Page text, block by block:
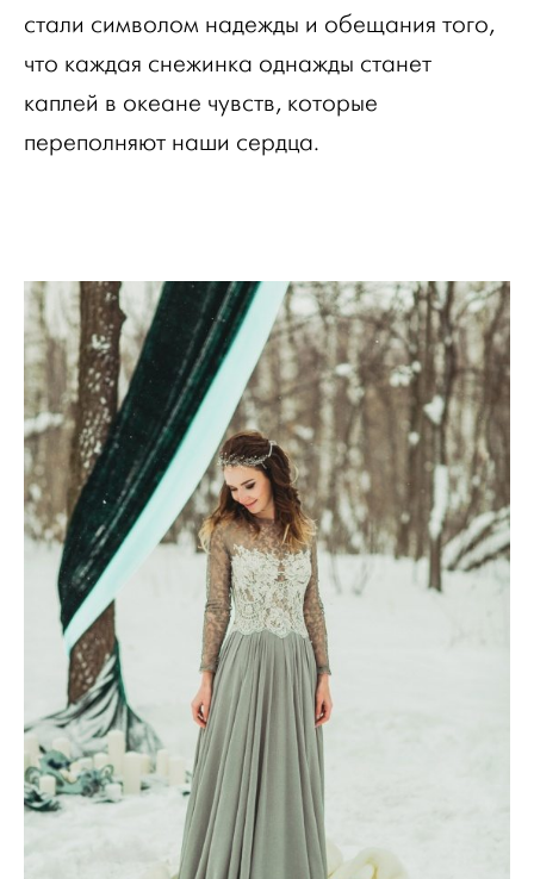
стали символом надежды и обещания того,
что каждая снежинка однажды станет
каплей в океане чувств, которые
переполняют наши сердца.